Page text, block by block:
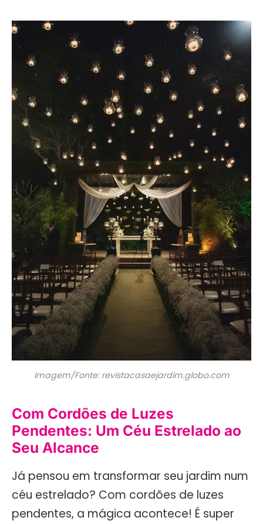
Imagem/Fonte: revistacasaejardim.globo.com
Com Cordões de Luzes
Pendentes: Um Céu Estrelado ao
Seu Alcance
Já pensou em transformar seu jardim num
céu estrelado? Com cordões de luzes
pendentes, a mágica acontece! É super